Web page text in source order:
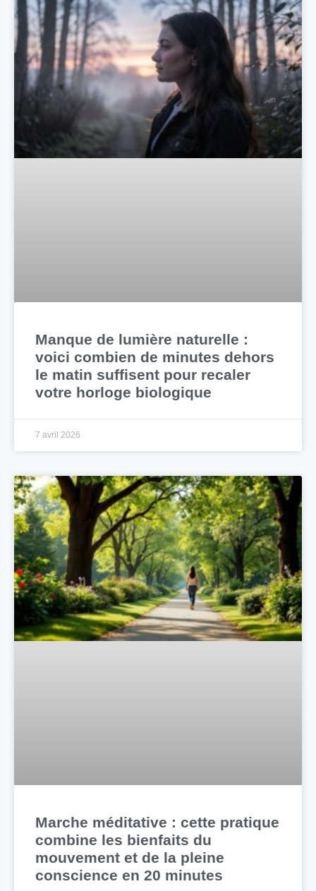
Manque de lumière naturelle :
voici combien de minutes dehors
le matin suffisent pour recaler
votre horloge biologique
7 avril 2026
Marche méditative : cette pratique
combine les bienfaits du
mouvement et de la pleine
conscience en 20 minutes